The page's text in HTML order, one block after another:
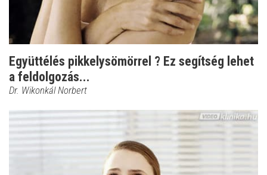
Együttélés pikkelysömörrel ? Ez segítség lehet
a feldolgozás...
Dr. Wikonkál Norbert